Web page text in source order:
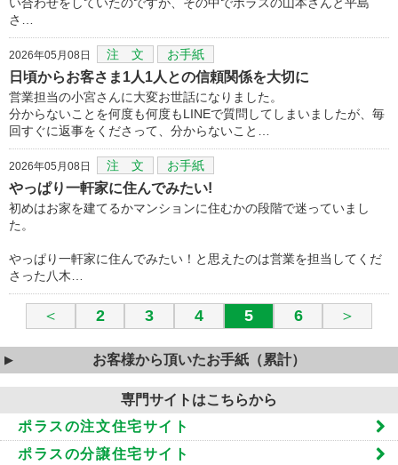
さ…
2026年05月08日 注 文 お手紙
日頃からお客さま1人1人との信頼関係を大切に
営業担当の小宮さんに大変お世話になりました。
分からないことを何度も何度もLINEで質問してしまいましたが、毎
回すぐに返事をくださって、分からないこと…
2026年05月08日 注 文 お手紙
やっぱり一軒家に住んでみたい!
初めはお家を建てるかマンションに住むかの段階で迷っていまし
た。
やっぱり一軒家に住んでみたい！と思えたのは営業を担当してくだ
さった八木…
＜ 2 3 4 5 6 ＞
お客様から頂いたお手紙（累計）
専門サイトはこちらから
ポラスの注文住宅サイト
ポラスの分譲住宅サイト